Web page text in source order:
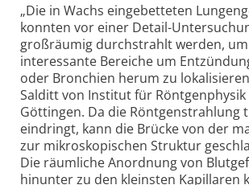
„Die in Wachs eingebetteten
konnten vor einer Detail-
großräumig durch­strahlt werden,
interessante Bereiche um
oder Bronchien herum zu
Salditt von Institut für Röntgen­physik
Göttingen. Da die Röntgen­strahlung
eindringt, kann die Brücke von der
zur mikro­skopischen Struktur
Die räumliche Anordnung von
hinunter zu den kleinsten Kapillaren